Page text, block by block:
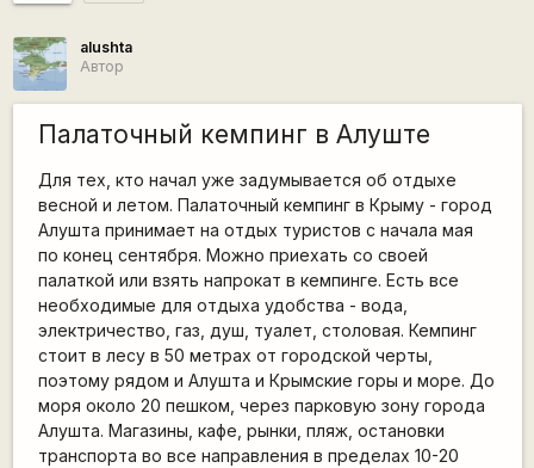
alushta
Автор
Палаточный кемпинг в Алуште
Для тех, кто начал уже задумывается об отдыхе
весной и летом. Палаточный кемпинг в Крыму - город
Алушта принимает на отдых туристов с начала мая
по конец сентября. Можно приехать со своей
палаткой или взять напрокат в кемпинге. Есть все
необходимые для отдыха удобства - вода,
электричество, газ, душ, туалет, столовая. Кемпинг
стоит в лесу в 50 метрах от городской черты,
поэтому рядом и Алушта и Крымские горы и море. До
моря около 20 пешком, через парковую зону города
Алушта. Магазины, кафе, рынки, пляж, остановки
транспорта во все направления в пределах 10-20